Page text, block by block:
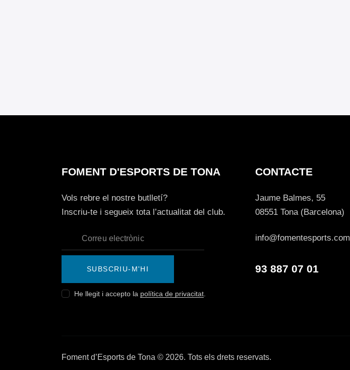
FOMENT D'ESPORTS DE TONA
Vols rebre el nostre butlletí?
Inscriu-te i segueix tota l’actualitat del club.
SUBSCRIU-M'HI
He llegit i accepto la política de privacitat
CONTACTE
Jaume Balmes, 55
08551 Tona (Barcelona)
info@fomentesports.com
93 887 07 01
Foment d’Esports de Tona © 2026. Tots els drets reservats.